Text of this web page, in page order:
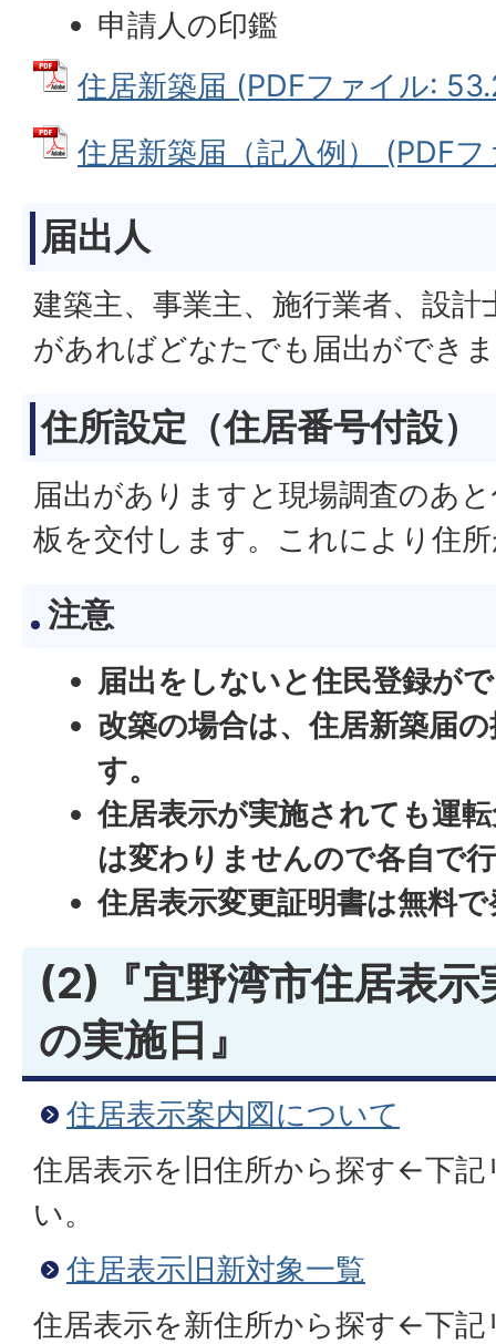
申請人の印鑑
住居新築届 (PDFファイル:
住居新築届（記入例） (PDF
届出人
建築主、事業主、施行業者、設
があればどなたでも届出ができ
住所設定（住居番号付設）
届出がありますと現場調査のあ
板を交付します。これにより住
注意
届出をしないと住民登録が
改築の場合は、住居新築届
す。
住居表示が実施されても運
は変わりませんので各自で
住居表示変更証明書は無料
(2)『宜野湾市住居表示
の実施日』
住居表示案内図について
住居表示を旧住所から探す←下
い。
住居表示旧新対象一覧
住居表示を新住所から探す←下